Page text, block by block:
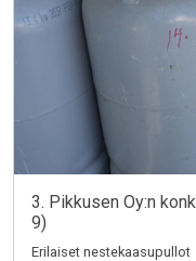
3. Pikkusen Oy:n
9)
Erilaiset nestekaasupullot